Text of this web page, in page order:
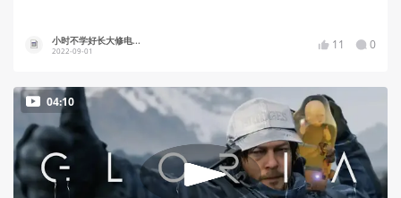
小时不学好长大修电...
2022-09-01 11 0
04:10